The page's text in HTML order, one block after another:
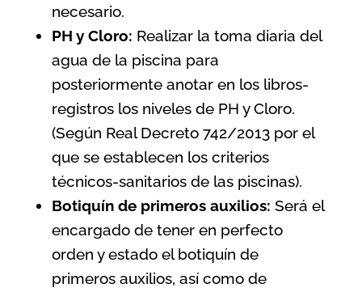
necesario.
PH y Cloro: Realizar la toma diaria del
agua de la piscina para
posteriormente anotar en los libros-
registros los niveles de PH y Cloro.
(Según Real Decreto 742/2013 por el
que se establecen los criterios
técnicos-sanitarios de las piscinas).
Botiquín de primeros auxilios: Será el
encargado de tener en perfecto
orden y estado el botiquín de
primeros auxilios, así como de